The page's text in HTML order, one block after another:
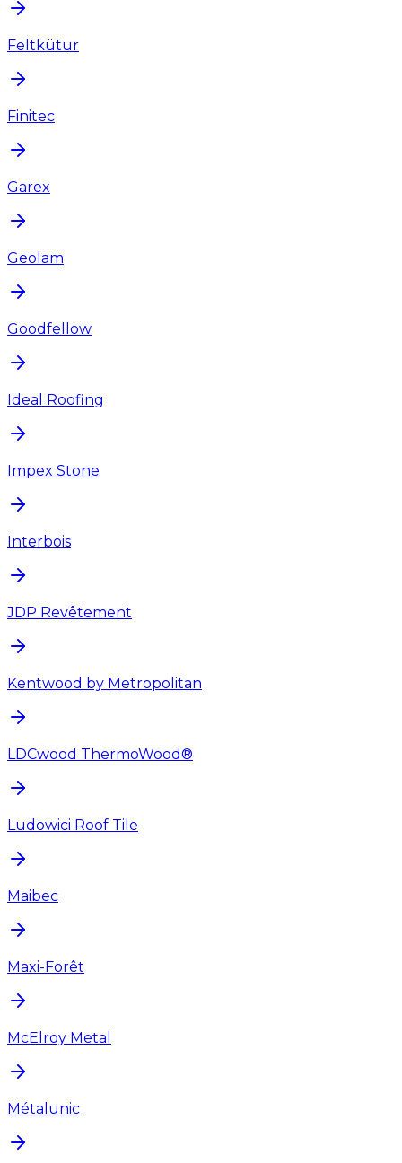
Feltkütur
Finitec
Garex
Geolam
Goodfellow
Ideal Roofing
Impex Stone
Interbois
JDP Revêtement
Kentwood by Metropolitan
LDCwood ThermoWood®
Ludowici Roof Tile
Maibec
Maxi-Forêt
McElroy Metal
Métalunic